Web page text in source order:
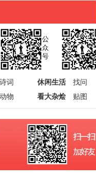
诗词
动物
休闲生活 找问
看大杂烩
贴图